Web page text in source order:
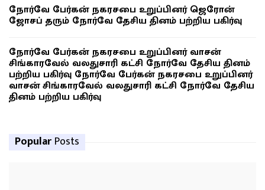
நோர்வே பேர்கன் நகரசபை உறுப்பினர் ஜெரோன்
ஜோசப் தரும் நோர்வே தேசிய தினம் பற்றிய பகிர்வு
நோர்வே பேர்கன் நகரசபை உறுப்பினர் வாசன்
சிங்காரவேல் வலதுசாரி கட்சி நோர்வே தேசிய தினம்
பற்றிய பகிர்வு நோர்வே பேர்கன் நகரசபை உறுப்பினர்
வாசன் சிங்காரவேல் வலதுசாரி கட்சி நோர்வே தேசிய
தினம் பற்றிய பகிர்வு
Popular Posts